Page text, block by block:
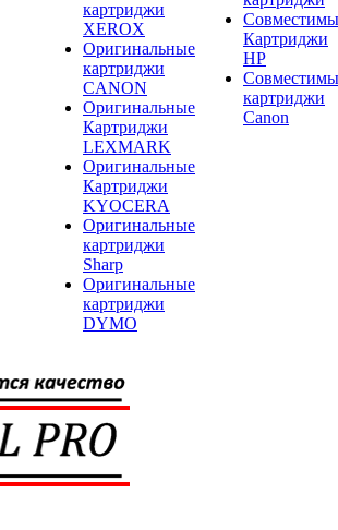
картриджи
XEROX
Оригинальные
картриджи
CANON
Оригинальные
Картриджи
LEXMARK
Оригинальные
Картриджи
KYOCERA
Оригинальные
картриджи
Sharp
Оригинальные
картриджи
DYMO
Картриджи
HP
картриджи
Canon